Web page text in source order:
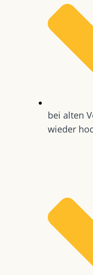
bei alten
wieder